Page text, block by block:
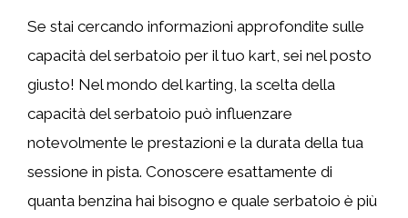
Se stai cercando informazioni approfondite sulle
capacità del serbatoio per il tuo kart, sei nel posto
giusto! Nel mondo del karting, la scelta della
capacità del serbatoio può influenzare
notevolmente le prestazioni e la durata della tua
sessione in pista. Conoscere esattamente di
quanta benzina hai bisogno e quale serbatoio è più